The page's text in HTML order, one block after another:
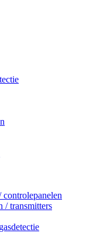
controlepanelen
/ transmitters